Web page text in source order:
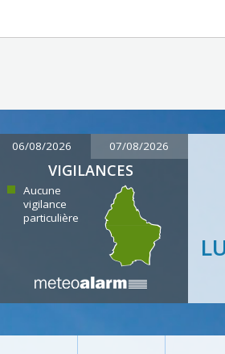
06/08/2026 07/08/2026
VIGILANCES
Aucune
vigilance
particulière